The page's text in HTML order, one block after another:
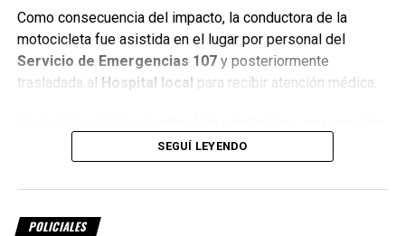
Como consecuencia del impacto, la conductora de la
motocicleta fue asistida en el lugar por personal del
Servicio de Emergencias 107y posteriormente
trasladada al Hospital local para recibir atención médica.
la Guardia Urbana Sunchales y el servicio de
emergencias, mientras se desarrollaban las actuaciones
correspondientes.
SEGUÍ LEYENDO
POLICIALES